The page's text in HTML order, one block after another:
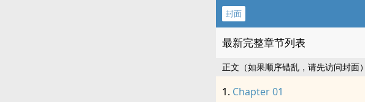
封面
最新完整章节列表
正文（如果顺序错乱，请先访问封面）
Chapter 01